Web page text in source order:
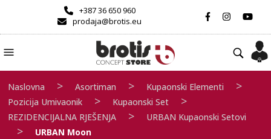
+387 36 650 960
prodaja@brotis.eu
Naslovna > Asortiman > Kupaonski Elementi >
Pozicija Umivaonik > Kupaonski Set >
REZIDENCIJALNA RJEŠENJA > URBAN Kupaonski Setovi
> URBAN Moon